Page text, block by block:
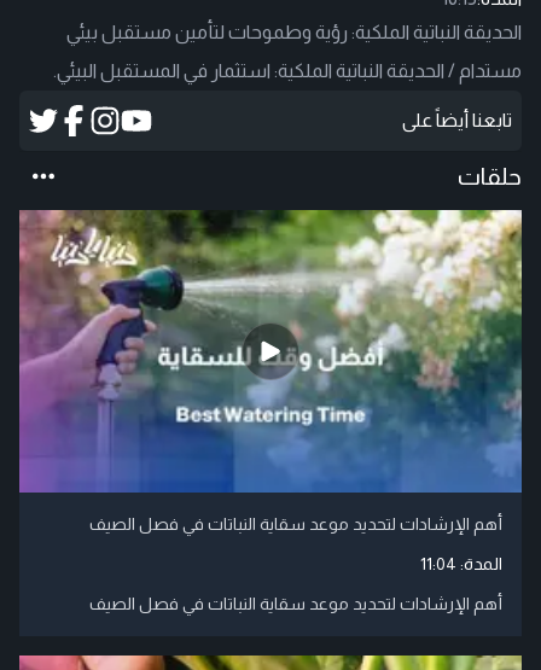
الحديقة النباتية الملكية: رؤية وطموحات لتأمين مستقبل بيئي
مستدام / الحديقة النباتية الملكية: استثمار في المستقبل البيئي.
تابعنا أيضاً على
حلقات
أهم الإرشادات لتحديد موعد سقاية النباتات في فصل الصيف
المدة: 11:04
أهم الإرشادات لتحديد موعد سقاية النباتات في فصل الصيف